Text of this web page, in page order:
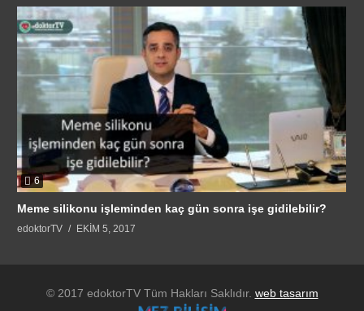
6
Meme silikonu işleminden kaç gün sonra işe gidilebilir?
edoktorTV EKIM 5, 2017
© 2017 edoktorTV Tüm Hakları Saklıdır. web tasarım